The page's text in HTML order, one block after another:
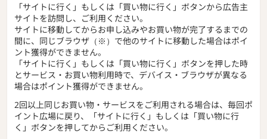
「サイトに行く」もしくは「買い物に行く」ボタンから広告主
サイトを訪問し、ご利用ください。
サイトに移動してからお申し込みやお買い物が完了するまでの
間に、同じブラウザ（※）で他のサイトに移動した場合はポイ
ント獲得ができません。
「サイトに行く」もしくは「買い物に行く」ボタンを押した時
とサービス・お買い物利用時で、デバイス・ブラウザが異なる
場合はポイント獲得ができません。
2回以上同じお買い物・サービスをご利用される場合は、毎回ポ
イント広場に戻り、「サイトに行く」もしくは「買い物に行
く」ボタンを押してからご利用ください。